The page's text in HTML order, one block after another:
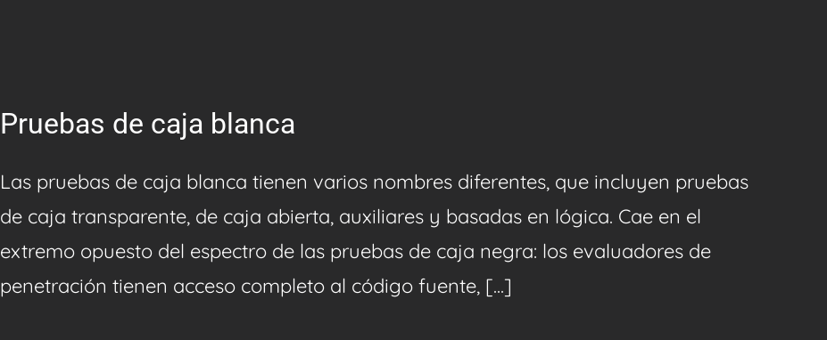
Pruebas de caja blanca
Las pruebas de caja blanca tienen varios nombres diferentes, que incluyen pruebas
de caja transparente, de caja abierta, auxiliares y basadas en lógica. Cae en el
extremo opuesto del espectro de las pruebas de caja negra: los evaluadores de
penetración tienen acceso completo al código fuente, [...]